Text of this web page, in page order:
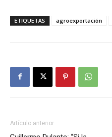
ETIQUETAS agroexportación
Artículo anterior